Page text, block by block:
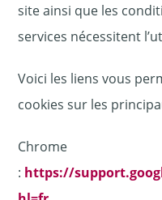
site ainsi que les
services nécessitent
Voici les liens vous
cookies sur les
Chrome
: https://